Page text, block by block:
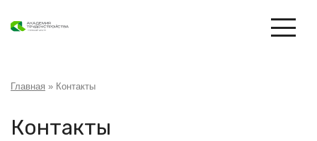
основному
Строка
Главная Контакты
Контакты